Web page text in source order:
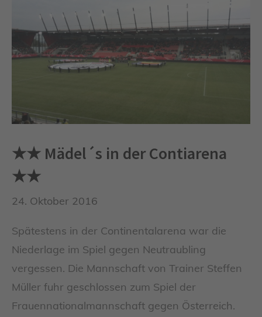
★★ Mädel´s in der Contiarena
★★
24. Oktober 2016
Spätestens in der Continentalarena war die
Niederlage im Spiel gegen Neutraubling
vergessen. Die Mannschaft von Trainer Steffen
Müller fuhr geschlossen zum Spiel der
Frauennationalmannschaft gegen Österreich.